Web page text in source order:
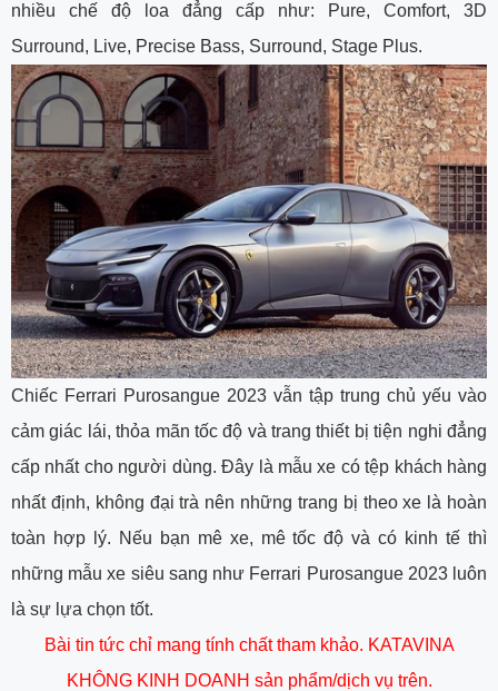
nhiều chế độ loa đẳng cấp như: Pure, Comfort, 3D
Surround, Live, Precise Bass, Surround, Stage Plus.
Chiếc Ferrari Purosangue 2023 vẫn tập trung chủ yếu vào
cảm giác lái, thỏa mãn tốc độ và trang thiết bị tiện nghi đẳng
cấp nhất cho người dùng. Đây là mẫu xe có tệp khách hàng
nhất định, không đại trà nên những trang bị theo xe là hoàn
toàn hợp lý. Nếu bạn mê xe, mê tốc độ và có kinh tế thì
những mẫu xe siêu sang như Ferrari Purosangue 2023 luôn
là sự lựa chọn tốt.
Bài tin tức chỉ mang tính chất tham khảo. KATAVINA
KHÔNG KINH DOANH sản phẩm/dịch vụ trên.